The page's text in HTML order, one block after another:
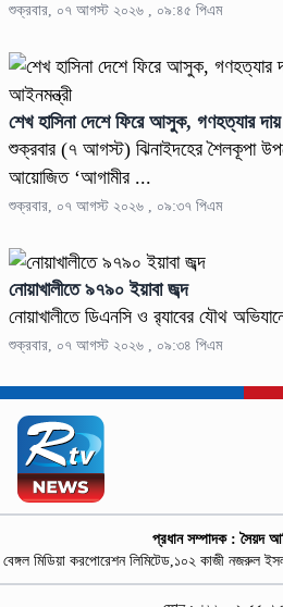
শুক্রবার, ০৭ আগস্ট ২০২৬ , ০৯:৪৫ পিএম
শেখ হাসিনা দেশে ফিরে আসুক, গণহত্যার দায়
শুক্রবার (৭ আগস্ট) ঝিনাইদহের শৈলকূপা
আয়োজিত ‘আগামীর ...
শুক্রবার, ০৭ আগস্ট ২০২৬ , ০৯:৩৭ পিএম
নোয়াখালীতে ৯৭৯০ ইয়াবা জব্দ
নোয়াখালীতে ডিএনসি ও র‍্যাবের যৌথ
শুক্রবার, ০৭ আগস্ট ২০২৬ , ০৯:৩৪ পিএম
প্রধান সম্পাদক : সৈয়দ
বেঙ্গল মিডিয়া করপোরেশন লিমিটেড,১০২ কাজী নজরুল